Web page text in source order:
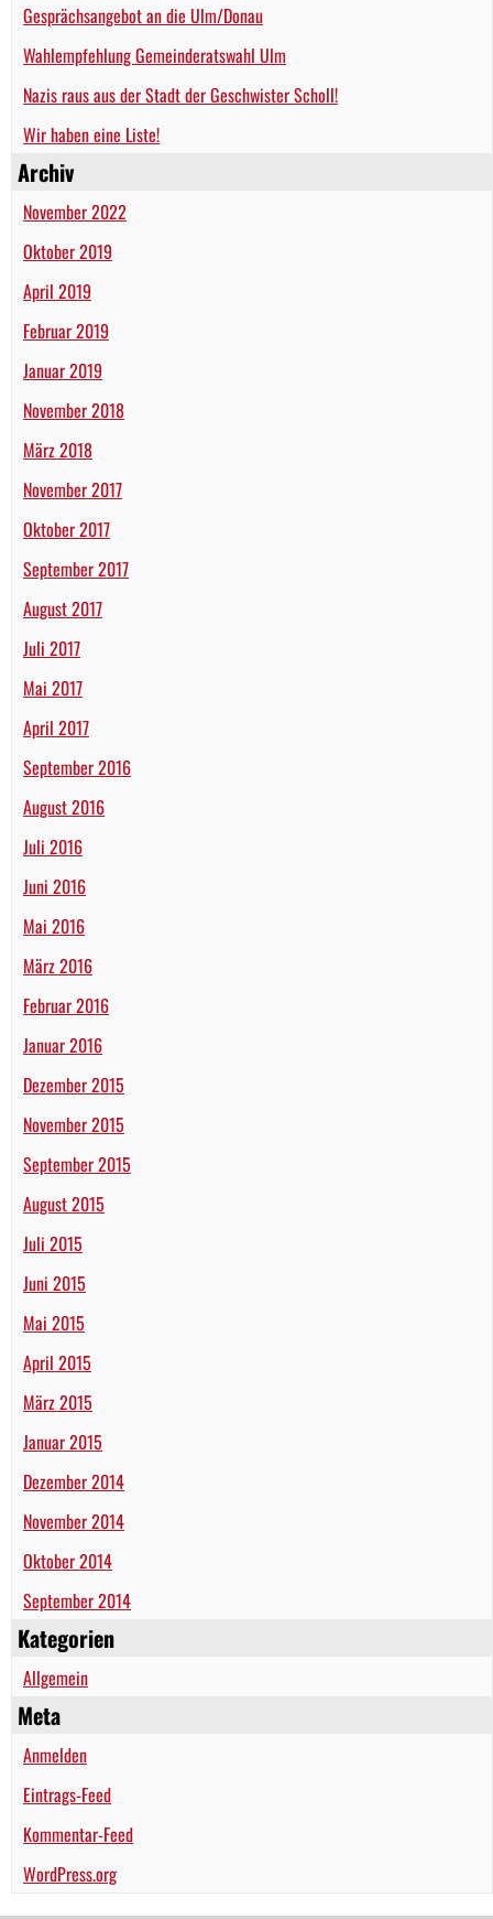
Gesprächsangebot an die Ulm/Donau
Wahlempfehlung Gemeinderatswahl Ulm
Nazis raus aus der Stadt der Geschwister Scholl!
Wir haben eine Liste!
Archiv
November 2022
Oktober 2019
April 2019
Februar 2019
Januar 2019
November 2018
März 2018
November 2017
Oktober 2017
September 2017
August 2017
Juli 2017
Mai 2017
April 2017
September 2016
August 2016
Juli 2016
Juni 2016
Mai 2016
März 2016
Februar 2016
Januar 2016
Dezember 2015
November 2015
September 2015
August 2015
Juli 2015
Juni 2015
Mai 2015
April 2015
März 2015
Januar 2015
Dezember 2014
November 2014
Oktober 2014
September 2014
Kategorien
Allgemein
Meta
Anmelden
Eintrags-Feed
Kommentar-Feed
WordPress.org